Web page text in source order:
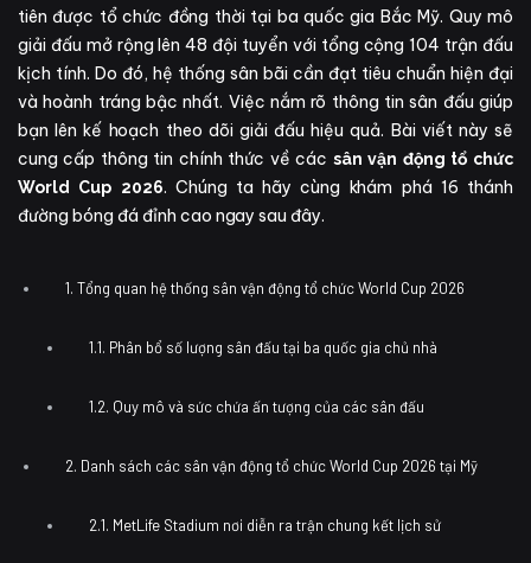
tiên được tổ chức đồng thời tại ba quốc gia Bắc Mỹ. Quy mô
giải đấu mở rộng lên 48 đội tuyển với tổng cộng 104 trận đấu
kịch tính. Do đó, hệ thống sân bãi cần đạt tiêu chuẩn hiện đại
và hoành tráng bậc nhất. Việc nắm rõ thông tin sân đấu giúp
bạn lên kế hoạch theo dõi giải đấu hiệu quả. Bài viết này sẽ
cung cấp thông tin chính thức về các sân vận động tổ chức
World Cup 2026. Chúng ta hãy cùng khám phá 16 thánh
đường bóng đá đỉnh cao ngay sau đây.
1. Tổng quan hệ thống sân vận động tổ chức World Cup 2026
1.1. Phân bổ số lượng sân đấu tại ba quốc gia chủ nhà
1.2. Quy mô và sức chứa ấn tượng của các sân đấu
2. Danh sách các sân vận động tổ chức World Cup 2026 tại Mỹ
2.1. MetLife Stadium nơi diễn ra trận chung kết lịch sử